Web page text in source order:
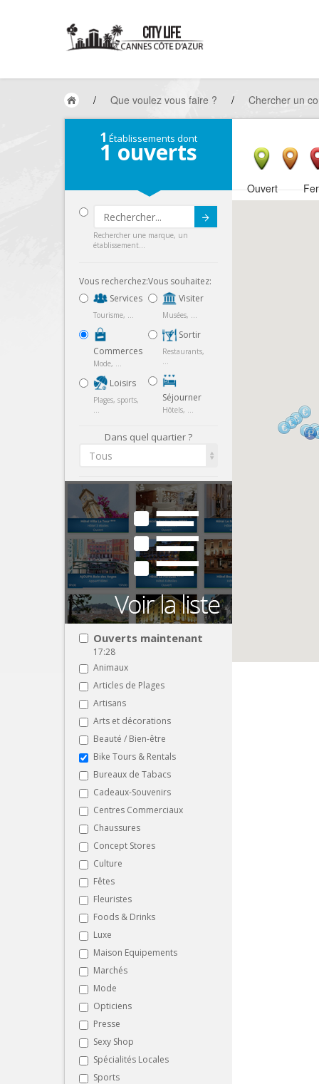
/ Que voulez vous faire ? / Chercher un
1 Établissements dont
1 ouverts
Submit
Rechercher une marque, un
établissement...
Vous recherchez:
Services
Tourisme, ...
Commerces
Mode, ...
Loisirs
Plages, sports,
...
Vous souhaitez:
Visiter
Musées, ...
Sortir
Restaurants,
...
Séjourner
Hôtels, ...
Dans quel quartier ?
Tous
Ouverts maintenant
17:28
Animaux
Articles de Plages
Artisans
Arts et décorations
Beauté / Bien-être
Bike Tours & Rentals
Bureaux de Tabacs
Cadeaux-Souvenirs
Centres Commerciaux
Chaussures
Concept Stores
Culture
Fêtes
Fleuristes
Foods & Drinks
Luxe
Maison Equipements
Marchés
Mode
Opticiens
Presse
Sexy Shop
Spécialités Locales
Sports
Ouvert